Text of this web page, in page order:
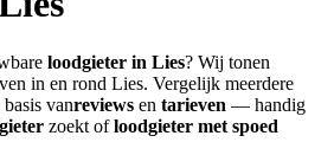
loodgieter in Lies? Wij tonen
in en rond Lies. Vergelijk meerdere
basis vanreviews en tarieven — handig
zoekt ofloodgieter met spoed